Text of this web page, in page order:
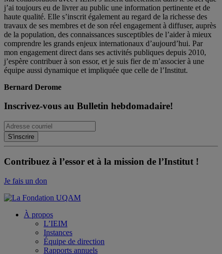
j’ai toujours eu de livrer au public une information pertinente et de
haute qualité. Elle s’inscrit également au regard de la richesse des
travaux de ses membres et de son réel engagement à diffuser, auprès
de la population, des connaissances susceptibles de l’aider à mieux
comprendre les grands enjeux internationaux d’aujourd’hui. Par
mon engagement direct dans ses activités publiques depuis 2010,
j’espère contribuer à son essor, et je suis fier de m’associer à une
équipe aussi dynamique et impliquée que celle de l’Institut.
Bernard Derome
Inscrivez-vous au Bulletin hebdomadaire!
Contribuez à l’essor et à la mission de l’Institut !
Je fais un don
À propos
L’IEIM
Instances
Équipe de direction
Rapports annuels